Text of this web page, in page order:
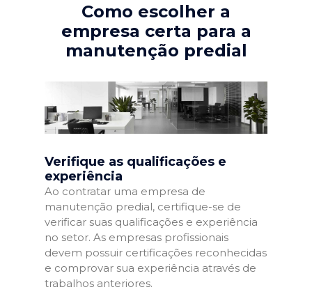
Como escolher a
empresa certa para a
manutenção predial
Verifique as qualificações e
experiência
Ao contratar uma empresa de
manutenção predial, certifique-se de
verificar suas qualificações e experiência
no setor. As empresas profissionais
devem possuir certificações reconhecidas
e comprovar sua experiência através de
trabalhos anteriores.